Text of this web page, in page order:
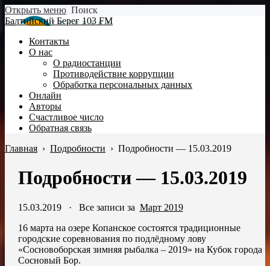
Открыть меню Поиск
Балтийский Берег 103 FM
Контакты
О нас
О радиостанции
Противодействие коррупции
Обработка персональных данных
Онлайн
Авторы
Счастливое число
Обратная связь
Главная › Подробности › Подробности — 15.03.2019
Подробности — 15.03.2019
15.03.2019· Все записи за Март 2019
16 марта на озере Копанское состоятся традиционные
городские соревнования по подлёдному лову
«Сосновоборская зимняя рыбалка – 2019» на Кубок города
Сосновый Бор.